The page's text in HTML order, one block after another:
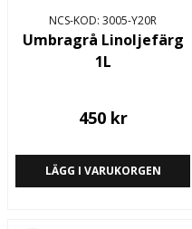
NCS-KOD: 3005-Y20R
Umbragrå Linoljefärg
1L
450 kr
LÄGG I VARUKORGEN